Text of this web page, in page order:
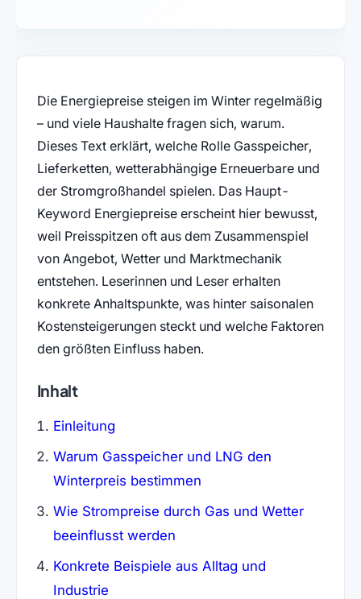
Die Energiepreise steigen im Winter regelmäßig
– und viele Haushalte fragen sich, warum.
Dieses Text erklärt, welche Rolle Gasspeicher,
Lieferketten, wetterabhängige Erneuerbare und
der Stromgroßhandel spielen. Das Haupt-
Keyword Energiepreise erscheint hier bewusst,
weil Preisspitzen oft aus dem Zusammenspiel
von Angebot, Wetter und Marktmechanik
entstehen. Leserinnen und Leser erhalten
konkrete Anhaltspunkte, was hinter saisonalen
Kostensteigerungen steckt und welche Faktoren
den größten Einfluss haben.
Inhalt
Einleitung
Warum Gasspeicher und LNG den
Winterpreis bestimmen
Wie Strompreise durch Gas und Wetter
beeinflusst werden
Konkrete Beispiele aus Alltag und
Industrie